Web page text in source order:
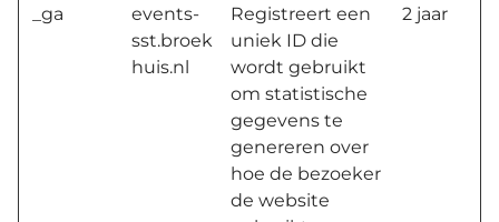
_ga
events-
sst.broek
huis.nl
Registreert een
uniek ID die
wordt gebruikt
om statistische
gegevens te
genereren over
hoe de bezoeker
de website
2 jaar